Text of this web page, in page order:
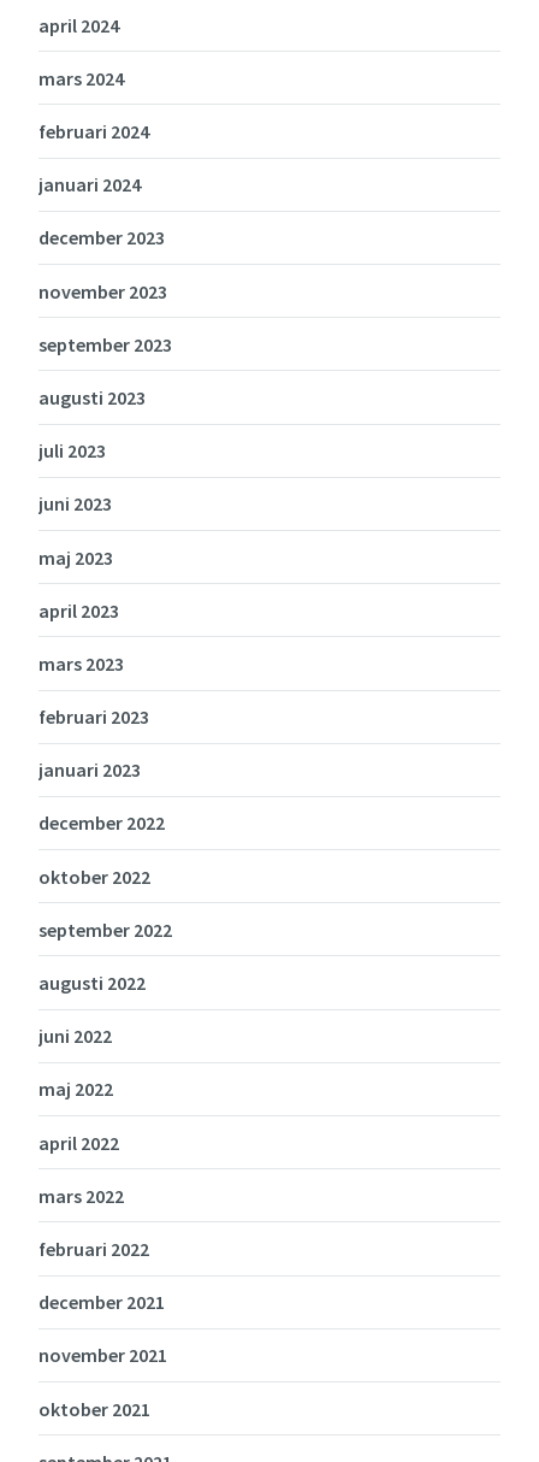
april 2024
mars 2024
februari 2024
januari 2024
december 2023
november 2023
september 2023
augusti 2023
juli 2023
juni 2023
maj 2023
april 2023
mars 2023
februari 2023
januari 2023
december 2022
oktober 2022
september 2022
augusti 2022
juni 2022
maj 2022
april 2022
mars 2022
februari 2022
december 2021
november 2021
oktober 2021